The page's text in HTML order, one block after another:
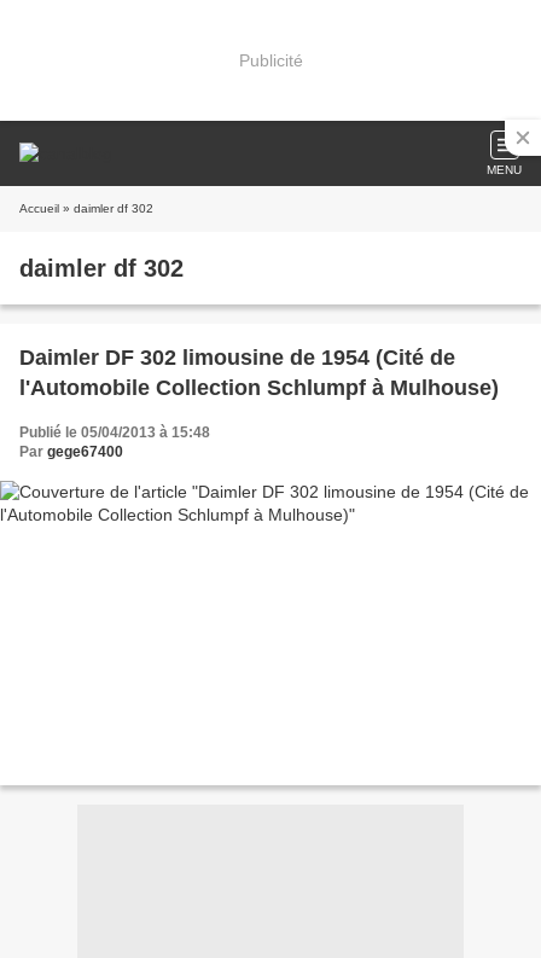
Publicité
MENU
Accueil » daimler df 302
daimler df 302
Daimler DF 302 limousine de 1954 (Cité de
l'Automobile Collection Schlumpf à Mulhouse)
Publié le 05/04/2013 à 15:48
Par gege67400